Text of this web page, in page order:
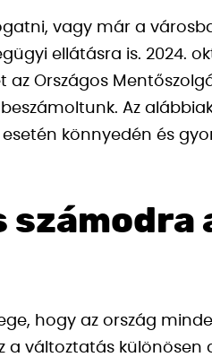
vagy már a
ellátásra is. 2024.
az Országos
Az
könnyedén és
hogy az ország
a változtatás különösen